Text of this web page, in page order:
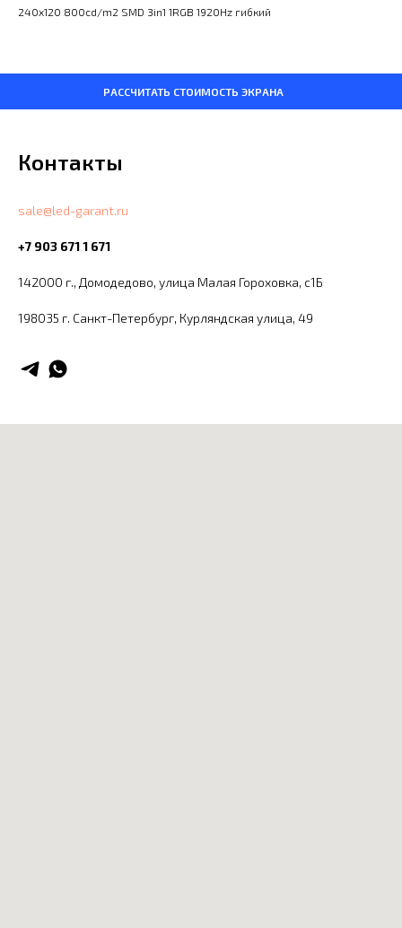
240х120 800cd/m2 SMD 3in1 1RGB 1920Hz гибкий
РАССЧИТАТЬ СТОИМОСТЬ ЭКРАНА
Контакты
sale@led-garant.ru
+7 903 671 1 671
142000 г., Домодедово, улица Малая Гороховка, с1Б
198035 г. Санкт-Петербург, ​Курляндская улица, 49​